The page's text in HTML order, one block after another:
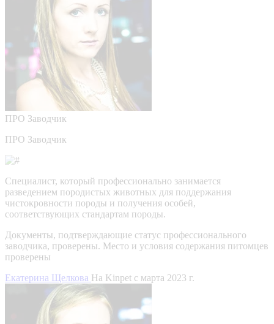
ПРО Заводчик
ПРО Заводчик
Специалист, который профессионально занимается
разведением породистых животных для поддержания
чистокровности породы и получения особей,
соответствующих стандартам породы.
Документы, подтверждающие статус профессионального
заводчика, проверены. Место и условия содержания питомцев
проверены
Екатерина Щелкова На Kinpet c марта 2023 г.